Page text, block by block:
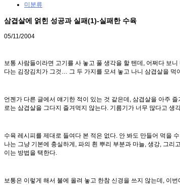
미분류
삼겹살에 얽힌 성공과 실패(1)-실패한 수육
05/11/2004
보통 사람들이라면 고기를 사 놓고 풀 생각을 할 텐데, 어쩌다 보
다는 김장김치가 그것… 그 두 가지를 모셔 놓고 나니 삼겹살을 먹
언젠가 다른 글에서 얘기한 적이 있는 것 같은데, 삼겹살을 아주
로는 삼겹살을 그다지 즐겨먹지 않는다. 기름기가 너무 많다고
수육 레시피를 제대로 들여다 본 적은 없다. 안 봐도 만들어 먹을
나는 그냥 기본에 충실하게, 파의 흰 뿌리 부분과 마늘, 생강, 그
이는 방법을 택한다.
보통은 이렇게 해서 불에 올려 놓고 한참 신경을 쓰지 않는데, 이